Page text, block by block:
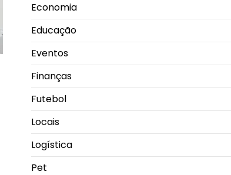
Economia
Educação
Eventos
Finanças
Futebol
Locais
Logística
Pet